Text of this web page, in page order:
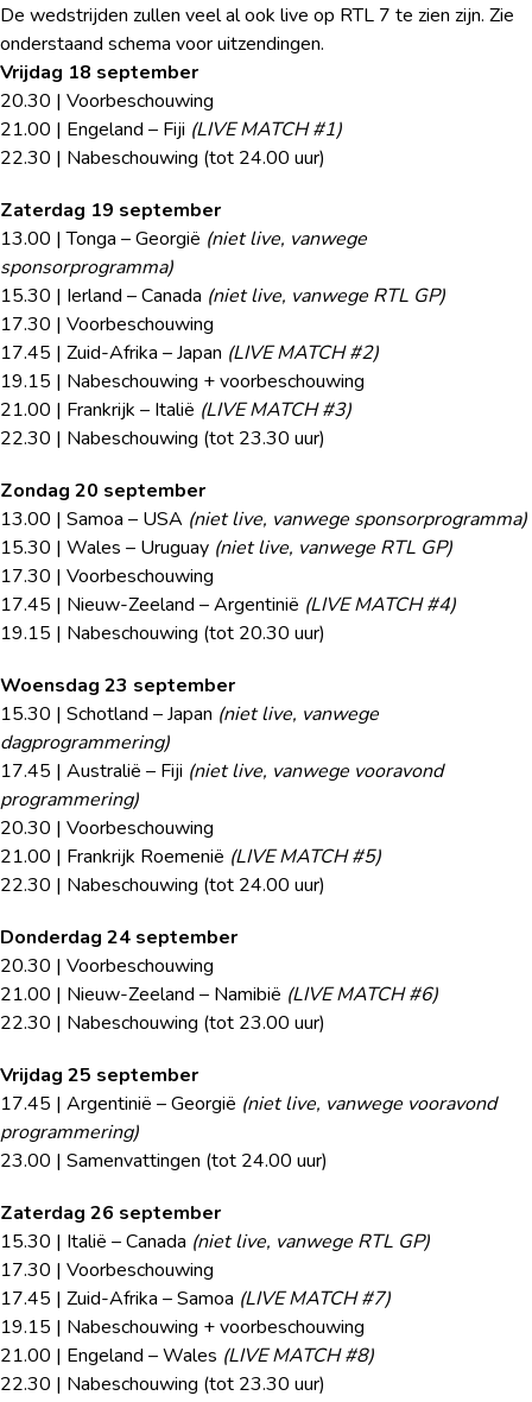
De wedstrijden zullen veel al ook live op RTL 7 te zien zijn. Zie
onderstaand schema voor uitzendingen.
Vrijdag 18 september
20.30 | Voorbeschouwing
21.00 | Engeland – Fiji (LIVE MATCH #1)
22.30 | Nabeschouwing (tot 24.00 uur)
Zaterdag 19 september
13.00 | Tonga – Georgië (niet live, vanwege
sponsorprogramma)
15.30 | Ierland – Canada (niet live, vanwege RTL GP)
17.30 | Voorbeschouwing
17.45 | Zuid-Afrika – Japan (LIVE MATCH #2)
19.15 | Nabeschouwing + voorbeschouwing
21.00 | Frankrijk – Italië (LIVE MATCH #3)
22.30 | Nabeschouwing (tot 23.30 uur)
Zondag 20 september
13.00 | Samoa – USA (niet live, vanwege sponsorprogramma)
15.30 | Wales – Uruguay (niet live, vanwege RTL GP)
17.30 | Voorbeschouwing
17.45 | Nieuw-Zeeland – Argentinië (LIVE MATCH #4)
19.15 | Nabeschouwing (tot 20.30 uur)
Woensdag 23 september
15.30 | Schotland – Japan (niet live, vanwege
dagprogrammering)
17.45 | Australië – Fiji (niet live, vanwege vooravond
programmering)
20.30 | Voorbeschouwing
21.00 | Frankrijk Roemenië (LIVE MATCH #5)
22.30 | Nabeschouwing (tot 24.00 uur)
Donderdag 24 september
20.30 | Voorbeschouwing
21.00 | Nieuw-Zeeland – Namibië (LIVE MATCH #6)
22.30 | Nabeschouwing (tot 23.00 uur)
Vrijdag 25 september
17.45 | Argentinië – Georgië (niet live, vanwege vooravond
programmering)
23.00 | Samenvattingen (tot 24.00 uur)
Zaterdag 26 september
15.30 | Italië – Canada (niet live, vanwege RTL GP)
17.30 | Voorbeschouwing
17.45 | Zuid-Afrika – Samoa (LIVE MATCH #7)
19.15 | Nabeschouwing + voorbeschouwing
21.00 | Engeland – Wales (LIVE MATCH #8)
22.30 | Nabeschouwing (tot 23.30 uur)